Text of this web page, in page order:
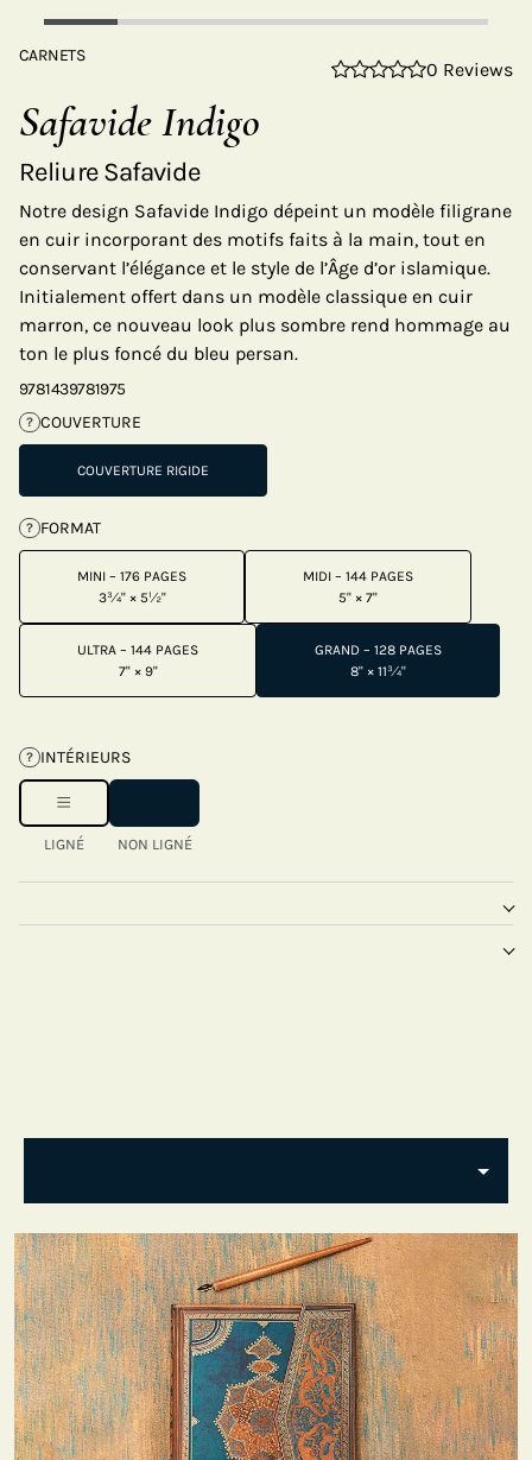
CARNETS
0 Reviews
Safavide Indigo
Reliure Safavide
Notre design Safavide Indigo dépeint un modèle filigrane
en cuir incorporant des motifs faits à la main, tout en
conservant l’élégance et le style de l’Âge d’or islamique.
Initialement offert dans un modèle classique en cuir
marron, ce nouveau look plus sombre rend hommage au
ton le plus foncé du bleu persan.
9781439781975
? COUVERTURE
COUVERTURE RIGIDE
? FORMAT
MINI – 176 PAGES
3¾" × 5½"
MIDI – 144 PAGES
5" × 7"
ULTRA – 144 PAGES
7" × 9"
GRAND – 128 PAGES
8" × 11¾"
? INTÉRIEURS
LIGNÉ NON LIGNÉ